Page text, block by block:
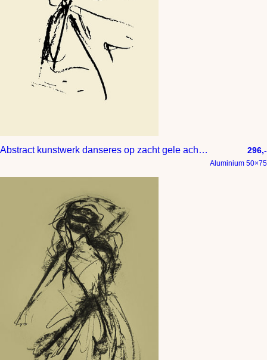
Abstract kunstwerk danseres op zacht gele achtergrond 296,-
Aluminium 50×75